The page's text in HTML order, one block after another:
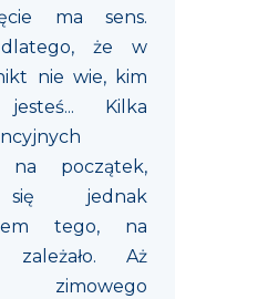
ma sens.
dlatego, że w
nie wie, kim
Kilka
na początek,
się jednak
tego, na
Aż
zimowego